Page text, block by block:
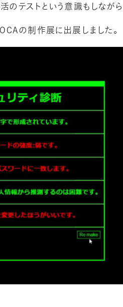
テストという意識もしながら
の制作展に出展しました。